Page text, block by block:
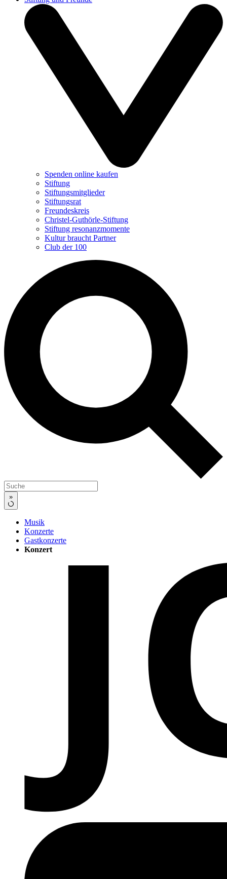
Spenden online kaufen
Stiftung
Stiftungsmitglieder
Stiftungsrat
Freundeskreis
Christel-Guthörle-Stiftung
Stiftung resonanzmomente
Kultur braucht Partner
Club der 100
»
Musik
Konzerte
Gastkonzerte
Konzert